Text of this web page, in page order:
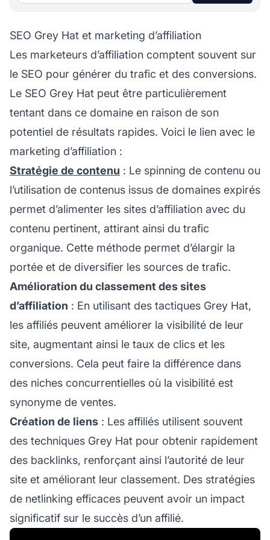
SEO Grey Hat et marketing d’affiliation
Les marketeurs d’affiliation comptent souvent sur
le SEO pour générer du trafic et des conversions.
Le SEO Grey Hat peut être particulièrement
tentant dans ce domaine en raison de son
potentiel de résultats rapides. Voici le lien avec le
marketing d’affiliation :
Stratégie de contenu : Le spinning de contenu ou
l’utilisation de contenus issus de domaines expirés
permet d’alimenter les sites d’affiliation avec du
contenu pertinent, attirant ainsi du trafic
organique. Cette méthode permet d’élargir la
portée et de diversifier les sources de trafic.
Amélioration du classement des sites
d’affiliation : En utilisant des tactiques Grey Hat,
les affiliés peuvent améliorer la visibilité de leur
site, augmentant ainsi le taux de clics et les
conversions. Cela peut faire la différence dans
des niches concurrentielles où la visibilité est
synonyme de ventes.
Création de liens : Les affiliés utilisent souvent
des techniques Grey Hat pour obtenir rapidement
des backlinks, renforçant ainsi l’autorité de leur
site et améliorant leur classement. Des stratégies
de netlinking efficaces peuvent avoir un impact
significatif sur le succès d’un affilié.